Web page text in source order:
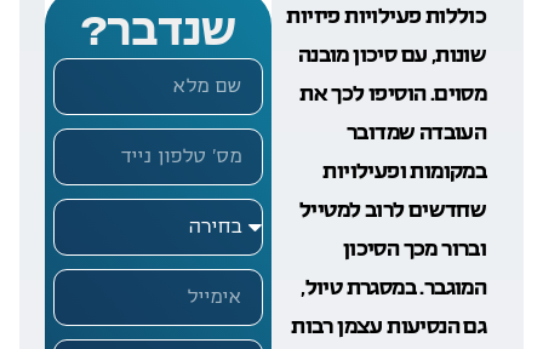
שנדבר?
כוללות פעילויות פיזיות
שונות, עם סיכון מובנה
מסוים. הוסיפו לכך את
העובדה שמדובר
במקומות ופעילויות
שחדשים לרוב למטייל
וברור מכך הסיכון
המוגבר. במסגרת טיול,
גם הנסיעות עצמן רבות